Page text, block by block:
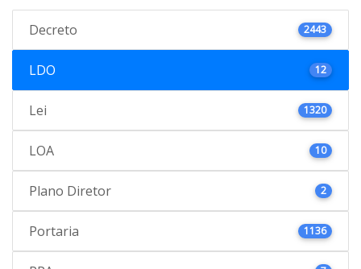
Decreto 2443
LDO 12
Lei 1320
LOA 10
Plano Diretor 2
Portaria 1136